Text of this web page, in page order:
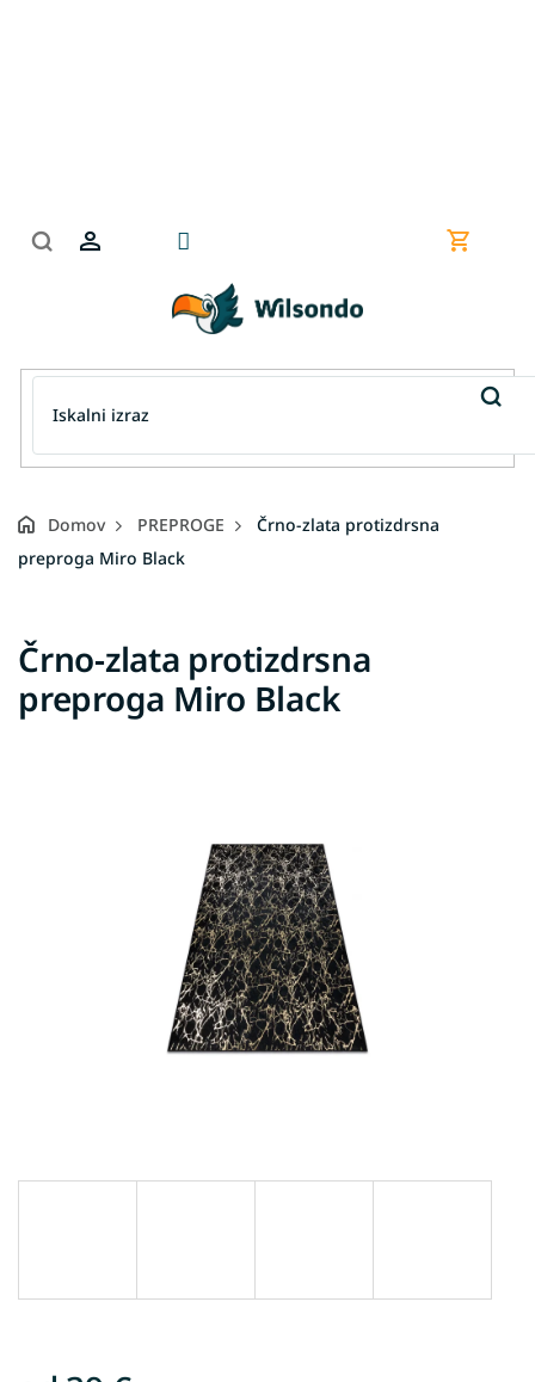
Domov PREPROGE
Črno-zlata protizdrsna
preproga Miro Black
Črno-zlata protizdrsna
preproga Miro Black